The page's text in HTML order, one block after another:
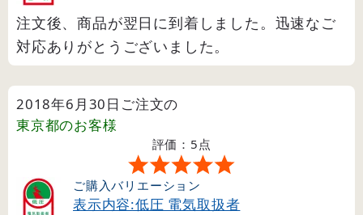
注文後、商品が翌日に到着しました。迅速なご
対応ありがとうございました。
2018年6月30日ご注文の
東京都のお客様
評価：5点
ご購入バリエーション
表示内容:低圧 電気取扱者